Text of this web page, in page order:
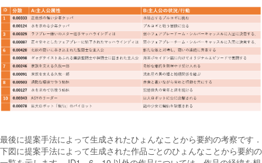
最後に提案手法によって生成されたひょんなことから要約の考察です．
下図に提案手法によって生成された作品ごとのひょんなことから要約の